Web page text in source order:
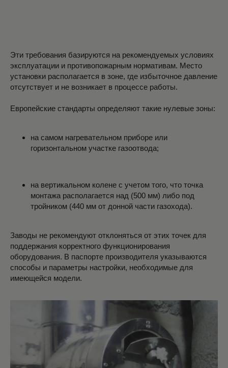
Эти требования базируются на рекомендуемых условиях
эксплуатации и противопожарным нормативам. Место
установки располагается в зоне, где избыточное давление
отсутствует и не возникает в процессе работы.
Европейские стандарты определяют такие нулевые зоны:
на самом нагревательном приборе или
горизонтальном участке газоотвода;
на вертикальном колене с учетом того, что точка
монтажа располагается над (500 мм) либо под
тройником (440 мм от донной части газохода).
Заводы не рекомендуют отклоняться от этих точек для
поддержания корректного функционирования
оборудования. В паспорте производителя указываются
способы и параметры настройки, необходимые для
имеющейся модели.